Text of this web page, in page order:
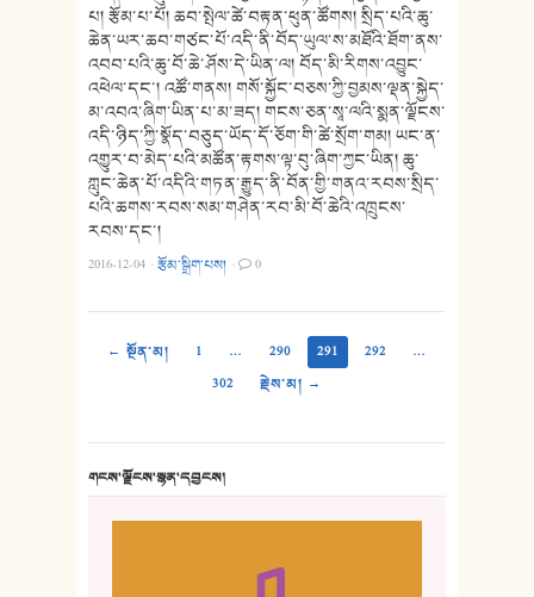
པ། རྩོམ་པ་པོ། ཆབ་སྤེལ་ཚེ་བརྟན་ཕུན་ཚོགས། སྲིད་པའི་ཆུ་
ཆེན་ཡར་ཆབ་གཙང་པོ་འདི་ནི་བོད་ཡུལ་ས་མཐོའི་ཐོག་ནས་
འབབ་པའི་ཆུ་བོ་ཆེ་ཤོས་དེ་ཡིན་ལ། བོད་མི་རིགས་འབྱུང་
འཕེལ་དང་། འཚོ་གནས། གསོ་སྐྱོང་བཅས་ཀྱི་བྱམས་ལྡན་སྐྱེད་
མ་འབའ་ཞིག་ཡིན་པ་མ་ཟད། གངས་ཅན་སཱ་ལའི་སྨན་ལྗོངས་
འདི་ཉིད་ཀྱི་སྣོད་བཅུད་ཡོད་དོ་ཅོག་གི་ཚེ་སྲོག་གམ། ཡང་ན་
འགྱུར་བ་མེད་པའི་མཚོན་རྟགས་ལྟ་བུ་ཞིག་ཀྱང་ཡིན། ཆུ་
ཀླུང་ཆེན་པོ་འདིའི་གཏན་རྒྱུད་ནི་བོན་གྱི་གནའ་རབས་སྲིད་
པའི་ཆགས་རབས་སམ་གཤེན་རབ་མི་བོ་ཆེའི་འཁྲུངས་
རབས་དང་།
2016-12-04 ·རྩོམ་སྒྲིག་པས། · 0
← སྔོན་མ། 1 … 290 291 292
…
302
རྗེས་མ། →
གངས་ལྗོངས་སྙན་དབྱངས།